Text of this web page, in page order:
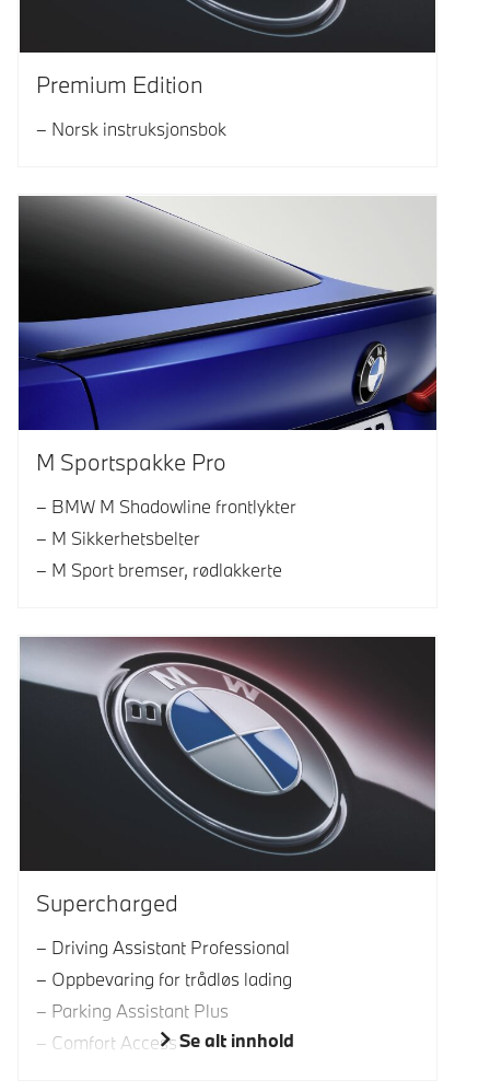
Premium Edition
Norsk instruksjonsbok
M Sportspakke Pro
BMW M Shadowline frontlykter
M Sikkerhetsbelter
M Sport bremser, rødlakkerte
Supercharged
Driving Assistant Professional
Oppbevaring for trådløs lading
Parking Assistant Plus
Comfort AccessSe alt innhold